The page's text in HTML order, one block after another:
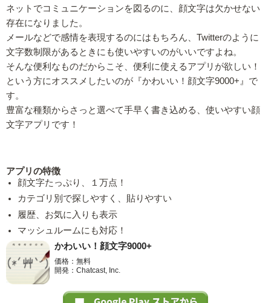
ネットでコミュニケーションを図るのに、顔文字は欠かせない
存在になりました。
メールなどで感情を表現するのにはもちろん、Twitterのように
文字数制限があるときにも使いやすいのがいいですよね。
そんな便利なものだからこそ、便利に使えるアプリが欲しい！
という方にオススメしたいのが『かわいい！顔文字9000+』で
す。
豊富な種類からさっと選べて手早く書き込める、使いやすい顔
文字アプリです！
アプリの特徴
顔文字たっぷり、１万点！
カテゴリ別で探しやすく、貼りやすい
履歴、お気に入りも表示
マッシュルームにも対応！
かわいい！顔文字9000+
価格：無料
開発：Chatcast, Inc.